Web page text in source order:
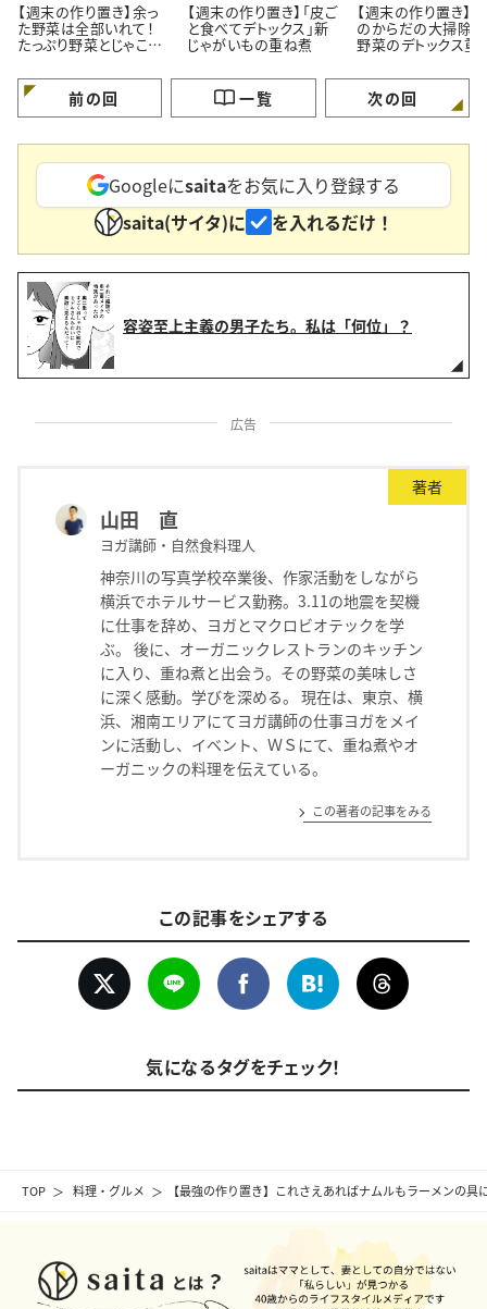
TOP 料理・グルメ 【最強の作り置き】これさえあればナムルもラーメンの
【週末の作り置き】余っ
た野菜は全部いれて！
たっぷり野菜とじゃこの
【週末の作り置き】「皮ご
と食べてデトックス」新
じゃがいもの重ね煮
【週末の作り置き】「
のからだの大掃除」
野菜のデトックス重
前の回 一覧 次の回
Googleにsaitaをお気に入り登録する
saita(サイタ)に
を入れるだけ！
容姿至上主義の男子たち。私は「何位」？
広告
著者
山田 直
ヨガ講師・自然食料理人
神奈川の写真学校卒業後、作家活動をしながら
横浜でホテルサービス勤務。3.11の地震を契機
に仕事を辞め、ヨガとマクロビオテックを学
ぶ。 後に、オーガニックレストランのキッチン
に入り、重ね煮と出会う。その野菜の美味しさ
に深く感動。学びを深める。 現在は、東京、横
浜、湘南エリアにてヨガ講師の仕事ヨガをメイ
ンに活動し、イベント、ＷＳにて、重ね煮やオ
ーガニックの料理を伝えている。
この著者の記事をみる
この記事をシェアする
気になるタグをチェック！